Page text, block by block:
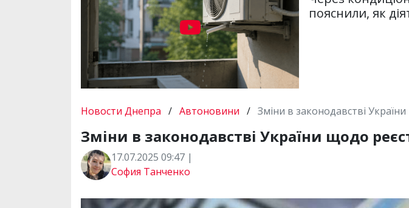
пояснили, як
Новости Днепра / Автоновини / Зміни в законодавстві
Зміни в законодавстві України щодо
17.07.2025 09:47 |
София Танченко